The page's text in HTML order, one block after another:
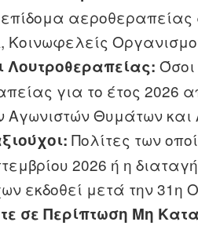
επίδομα
Κοινωφελείς
Λουτροθεραπείας: Όσοι
για το έτος 2026
Αγωνιστών Θυμάτων
Πολίτες των
2026 ή η
εκδοθεί μετά την 31η
σε Περίπτωση Μη